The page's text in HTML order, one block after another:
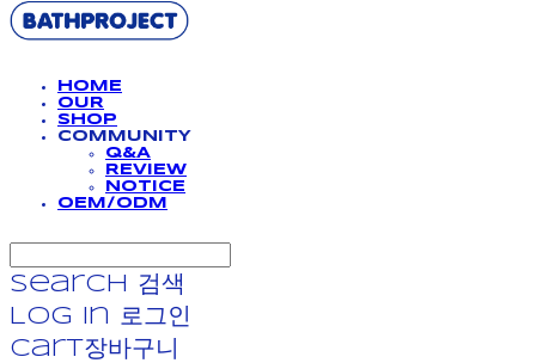
HOME
OUR
SHOP
COMMUNITY
Q&A
REVIEW
NOTICE
OEM/ODM
Search
검색
Log In
로그인
Cart장바구니